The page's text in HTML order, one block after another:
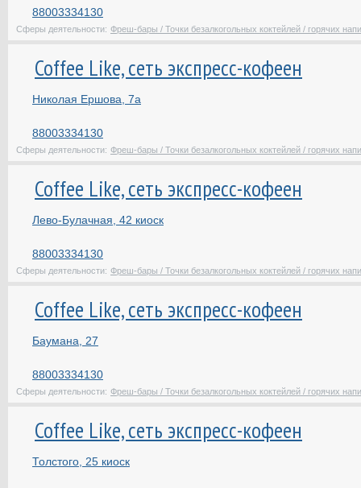
88003334130
Сферы деятельности: Фреш-бары / Точки безалкогольных коктейлей / горячих
Coffee Like, сеть экспресс-кофеен
Николая Ершова, 7а
88003334130
Сферы деятельности: Фреш-бары / Точки безалкогольных коктейлей / горячих
Coffee Like, сеть экспресс-кофеен
Лево-Булачная, 42 киоск
88003334130
Сферы деятельности: Фреш-бары / Точки безалкогольных коктейлей / горячих
Coffee Like, сеть экспресс-кофеен
Баумана, 27
88003334130
Сферы деятельности: Фреш-бары / Точки безалкогольных коктейлей / горячих
Coffee Like, сеть экспресс-кофеен
Толстого, 25 киоск